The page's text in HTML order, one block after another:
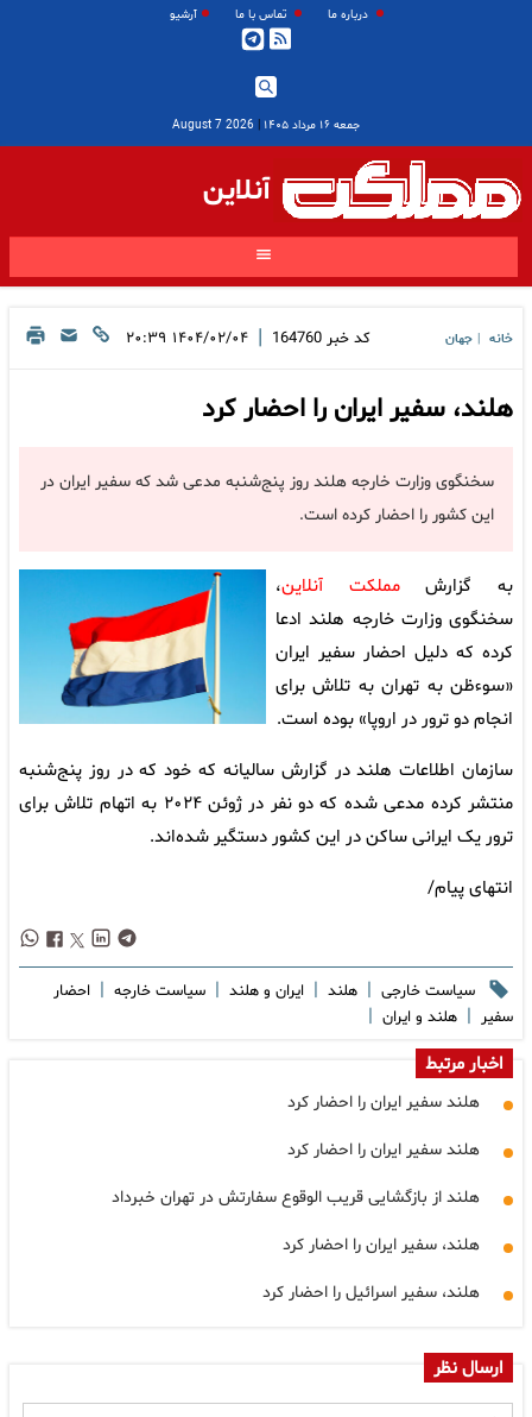
درباره ما تماس با ما آرشیو
جمعه ۱۶ مرداد ۱۴۰۵ |
2026 August 7
آنلاین
خانه جهان کد خبر 164760
| ۱۴۰۴/۰۲/۰۴ ۲۰:۳۹
هلند، سفیر ایران را احضار کرد
سخنگوی وزارت خارجه هلند روز پنج‌شنبه مدعی شد که سفیر ایران در
این کشور را احضار کرده است.
به گزارشمملکت آنلاین،
سخنگوی وزارت خارجه هلند ادعا
کرده که دلیل احضار سفیر ایران
«سوءظن به تهران به تلاش برای
انجام دو ترور در اروپا» بوده است.
سازمان اطلاعات هلند در گزارش سالیانه که خود که در روز پنج‌شنبه
منتشر کرده مدعی شده که دو نفر در ژوئن ۲۰۲۴ به اتهام تلاش برای
ترور یک ایرانی ساکن در این کشور دستگیر شده‌اند.
انتهای پیام/
سیاست خارجی | هلند | ایران و هلند | سیاست خارجه | احضار
سفیر
| هلند و ایران |
اخبار مرتبط
هلند سفیر ایران را احضار کرد
هلند سفیر ایران را احضار کرد
هلند از بازگشایی قریب الوقوع سفارتش در تهران خبرداد
هلند، سفیر ایران را احضار کرد
هلند، سفیر اسرائیل را احضار کرد
ارسال نظر